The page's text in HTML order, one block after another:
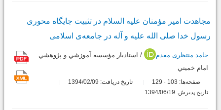
مجاهدت امیر مؤمنان علیه السلام در تثبیت جایگاه محوری
رسول خدا صلی الله علیه و آله در جامعه‌ی اسلامی
حامد منتظری مقدم
/ استاديار مؤسسة آموزشي و پژوهشي
امام خميني
صفحه‌ها: 103
-
تاریخ دریافت: 1394/02/09
تاریخ پذیرش: 1394/06/19